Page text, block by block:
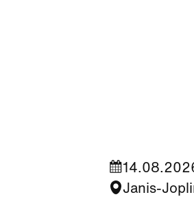
Janis-